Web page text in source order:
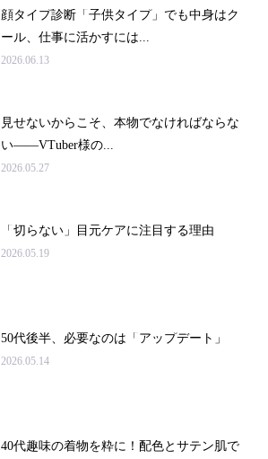
顔タイプ診断「子供タイプ」でも中身はク
ール、仕事に活かすには...
2026.06.13
見せないからこそ、本物でなければならな
い――VTuber様の...
2026.05.27
「切らない」目元ケアに注目する理由
2026.05.19
50代後半、必要なのは「アップデート」
2026.05.14
40代趣味の着物を粋に！配色とサテン肌で